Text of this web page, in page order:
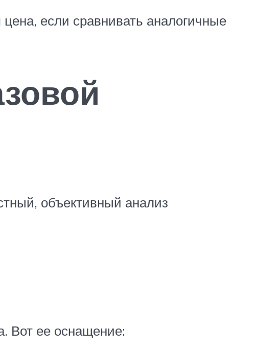
если сравнивать аналогичные
объективный анализ
Вот ее оснащение: